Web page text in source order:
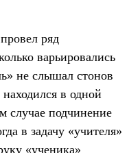
ряд
варьировались
не слышал стонов
находился в одной
случае подчинение
в задачу «учителя»
«ученика»